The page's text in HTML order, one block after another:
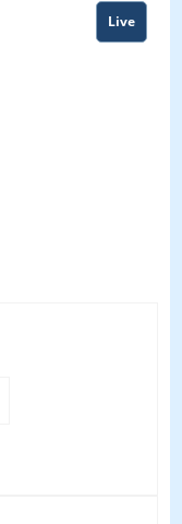
Live